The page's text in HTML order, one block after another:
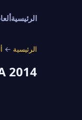
الرئيسية
الرئيسية ←
2014